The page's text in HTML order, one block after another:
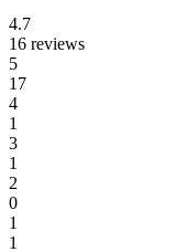
4.7
16 reviews
5
17
4
1
3
1
2
0
1
1